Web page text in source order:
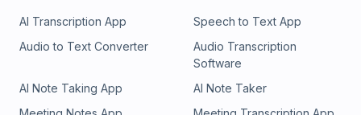
AI Transcription App
Speech to Text App
Audio to Text Converter
Audio Transcription
Software
AI Note Taking App
AI Note Taker